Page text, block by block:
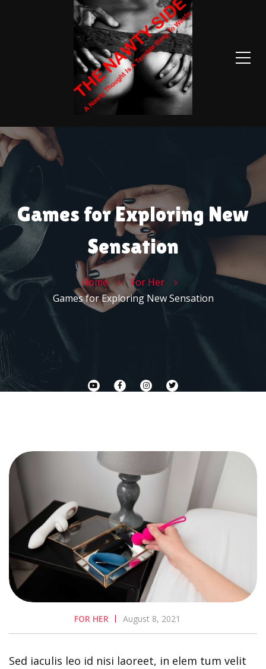
Games for Exploring New
Sensation
Home
For Her
Games for Exploring New Sensation
FOR HER August 8, 2021
Sed iaculis leo id nisi laoreet, in elem tum velit